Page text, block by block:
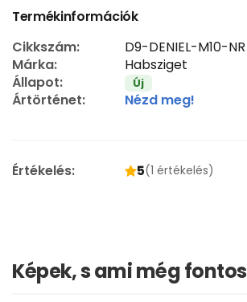
Termékinformációk
Cikkszám:
D9-DENIEL-M10-NR
Márka:
Habsziget
Állapot:
Új
Ártörténet: Nézd meg!
Értékelés: 5(1 értékelés)
Képek, s ami még fontos